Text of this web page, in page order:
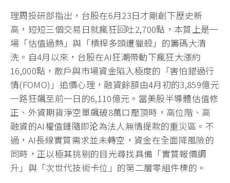
理周投研部指出，台股在6月23日才剛創下歷史新
高，短短三個交易日就瘋狂回吐2,700點，本質上是一
場「估值過熱」與「槓桿多頭遭獵殺」的籌碼大清
洗。自4月以來，台股在AI狂潮帶動下瘋狂大漲約
16,000點，散戶與市場資金陷入極度的「害怕錯過行
情(FOMO)」追價心理，融資餘額由4月初的3,859億元
一路狂飆至前一日的6,110億元。當美股半導體估值修
正、外資期貨淨空單飆破8萬口壓頂時，高位階、高
融資的AI權值鏈隨即沦為法人無情提款的重災區。不
過，AI長線實質需求並未轉空，資金在全面降風險的
同時，正以極其挑剔的目光尋找具備「實質報價調
升」與「次世代技術卡位」的第二層零組件標的。